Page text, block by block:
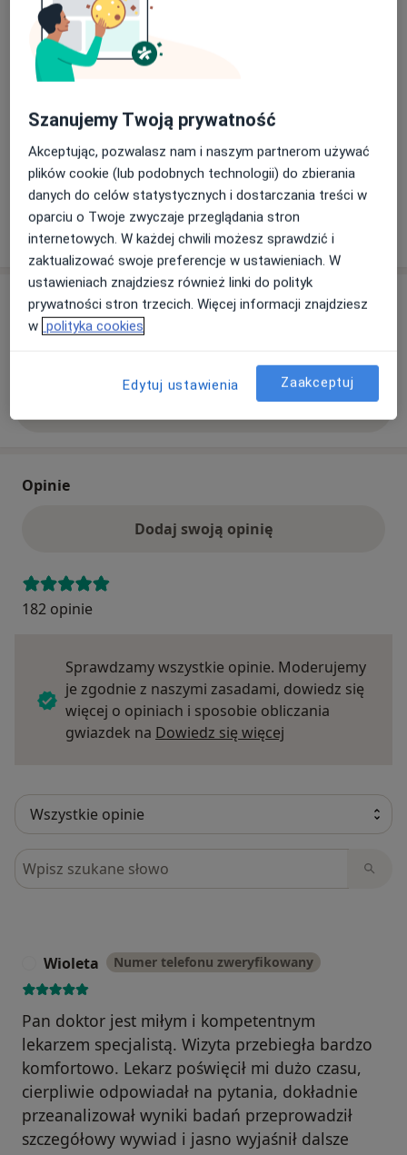
Kraków
Powiększ mapę
Dostępność
W tym gabinecie nie można umawiać wizyt przez
Co mam zrobić w tej sytuacji?
Pokaż więcej
o adresie
Akceptowane ubezpieczenia
Ubezpieczenia są akceptowane, ale zakres zależy od
Zobacz wszystkie ubezpieczenia
Opinie
Dodaj swoją opinię
182 opinie
Sprawdzamy wszystkie opinie. Moderujemy
je zgodnie z naszymi zasadami, dowiedz się
więcej o opiniach i sposobie obliczania
gwiazdek na Dowiedz się więcej
Szukaj w opiniach
Wioleta Numer telefonu zweryfikowany
Pan doktor jest miłym i kompetentnym
lekarzem specjalistą. Wizyta przebiegła bardzo
komfortowo. Lekarz poświęcił mi dużo czasu,
cierpliwie odpowiadał na pytania, dokładnie
przeanalizował wyniki badań przeprowadził
szczegółowy wywiad i jasno wyjaśnił dalsze
Szanujemy Twoją prywatność
Akceptując, pozwalasz nam i naszym partnerom używać
plików cookie (lub podobnych technologii) do zbierania
danych do celów statystycznych i dostarczania treści w
oparciu o Twoje zwyczaje przeglądania stron
internetowych. W każdej chwili możesz sprawdzić i
zaktualizować swoje preferencje w ustawieniach. W
ustawieniach znajdziesz również linki do polityk
prywatności stron trzecich. Więcej informacji znajdziesz
w polityka cookies
Edytuj ustawienia Zaakceptuj